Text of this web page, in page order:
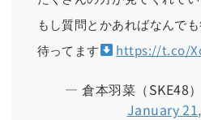
もし質問とかあればなんでも
待ってます
https://t.co/
— 倉本羽菜（SKE48
January